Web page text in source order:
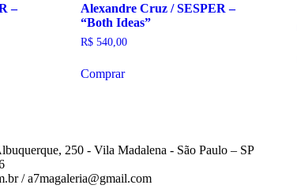
–
Alexandre Cruz / SESPER –
“Both Ideas”
R$540,00
Comprar
250 - Vila Madalena - São Paulo – SP
/ a7magaleria@gmail.com